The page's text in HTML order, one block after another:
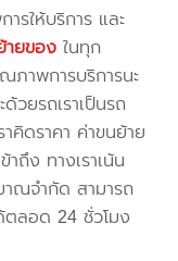
รให้บริการ และ
ายของ ในทุก
ภาพการบริการนะ
ด้วยรถเราเป็นรถ
คิดราคา ค่าขนย้าย
ถึง ทางเราเน้น
าณจำกัด สามารถ
ตลอด 24 ชั่วโมง